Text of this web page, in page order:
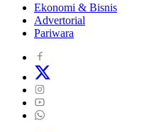
Ekonomi & Bisnis
Advertorial
Pariwara